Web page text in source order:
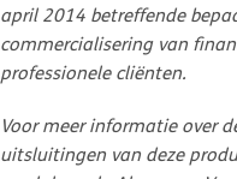
april 2014 betreffende
commercialisering van
professionele cliënten.
Voor meer informatie over
uitsluitingen van deze